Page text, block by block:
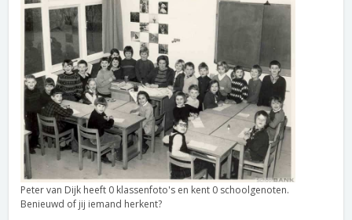
Peter van Dijk heeft 0 klassenfoto's en kent 0 schoolgenoten.
Benieuwd of jij iemand herkent?